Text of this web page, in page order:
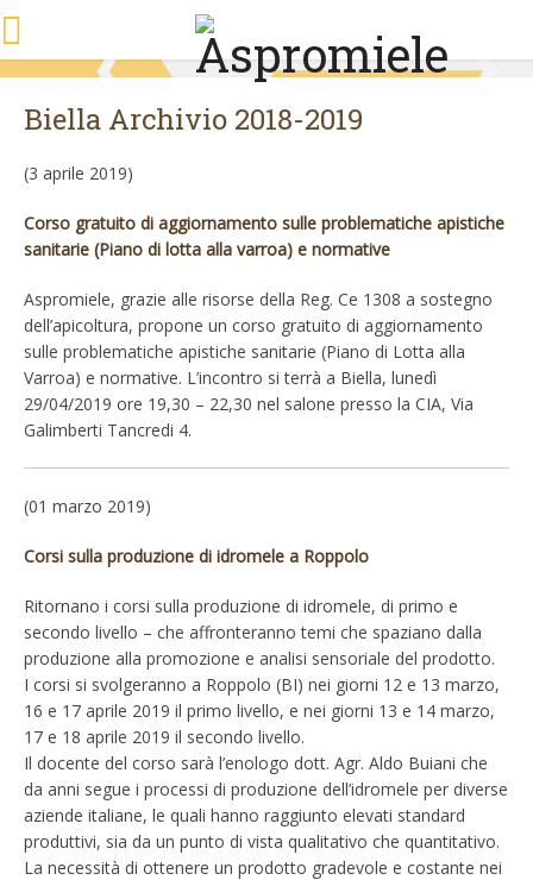
Biella Archivio 2018-2019
(3 aprile 2019)
Corso gratuito di aggiornamento sulle problematiche apistiche
sanitarie (Piano di lotta alla varroa) e normative
Aspromiele, grazie alle risorse della Reg. Ce 1308 a sostegno
dell’apicoltura, propone un corso gratuito di aggiornamento
sulle problematiche apistiche sanitarie (Piano di Lotta alla
Varroa) e normative. L’incontro si terrà a Biella, lunedì
29/04/2019 ore 19,30 – 22,30 nel salone presso la CIA, Via
Galimberti Tancredi 4.
(01 marzo 2019)
Corsi sulla produzione di idromele a Roppolo
Ritornano i corsi sulla produzione di idromele, di primo e
secondo livello – che affronteranno temi che spaziano dalla
produzione alla promozione e analisi sensoriale del prodotto.
I corsi si svolgeranno a Roppolo (BI) nei giorni 12 e 13 marzo,
16 e 17 aprile 2019 il primo livello, e nei giorni 13 e 14 marzo,
17 e 18 aprile 2019 il secondo livello.
Il docente del corso sarà l’enologo dott. Agr. Aldo Buiani che
da anni segue i processi di produzione dell’idromele per diverse
aziende italiane, le quali hanno raggiunto elevati standard
produttivi, sia da un punto di vista qualitativo che quantitativo.
La necessità di ottenere un prodotto gradevole e costante nei